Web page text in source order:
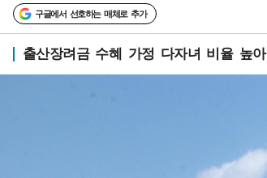
구글에서 선호하는 매체로 추가
출산장려금 수혜 가정 다자녀 비율 높아